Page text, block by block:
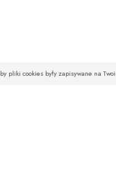
pliki cookies były zapisywane na